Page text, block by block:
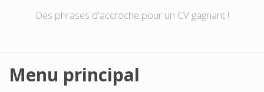
Des phrases d'accroche pour un CV gagnant !
Menu principal